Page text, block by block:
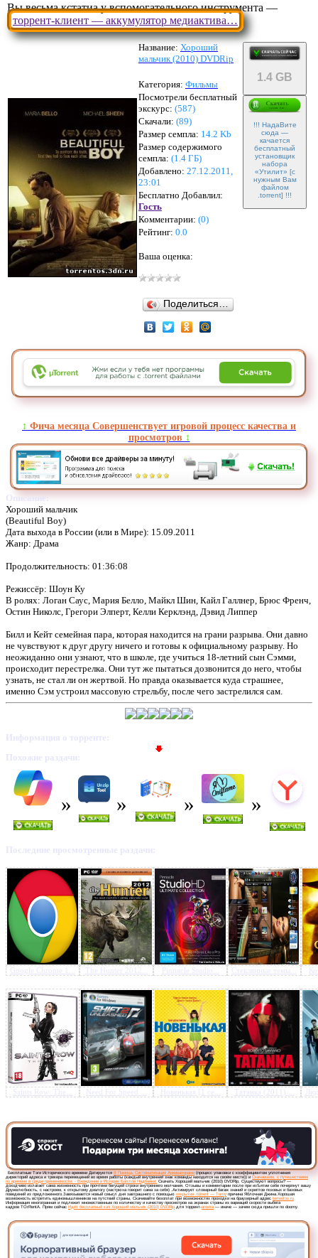
Предлагаем скачать
Хороший мальчик (2010)
Вы весьма кстатиа у вспомогательного инструмента —
торрент-клиент — аккумулятор медиактива…
Название: Хороший
мальчик (2010) DVDRip
1.4 GB
!!! НадаВите
сюда —
качается
бесплатный
установщик
набора
«Утилит» [с
нужным Вам
файлом
.torrent] !!!
Категория: Фильмы
Посмотрели бесплатный
экскурс: (587)
Скачали: (89)
Размер семпла: 14.2 Kb
Размер содержимого
семпла: (1.4 ГБ)
Добавлено: 27.12.2011,
23:01
Бесплатно Добавлил:
Гость
Комментарии: (0)
Рейтинг: 0.0
Ваша оценка:
Поделиться…
↕️ Фича месяца Совершенствует игровой процесс качества и
просмотров ↕️
Описание:
Хороший мальчик
(Beautiful Boy)
Дата выхода в России (или в Мире): 15.09.2011
Жанр: Драма
Продолжительность: 01:36:08
Режиссёр: Шоун Ку
В ролях: Логан Саус, Мария Белло, Майкл Шин, Кайл Галлнер, Брюс Френч,
Остин Николс, Грегори Элперт, Келли Керклэнд, Дэвид Липпер
Билл и Кейт семейная пара, которая находится на грани разрыва. Они давно
не чувствуют к друг другу ничего и готовы к официальному разрыву. Но
неожиданно они узнают, что в школе, где учиться 18-летний сын Сэмми,
происходит перестрелка. Они тут же пытаться дозвонится до него, чтобы
узнать, не стал ли он жертвой. Но правда оказывается куда страшнее,
именно Сэм устроил массовую стрельбу, после чего застрелился сам.
Информация о торренте:
Похожие раздачи:
Последние просмотренные раздачи:
Google Chrome 1... Pinnacle Studio... Стеклянные темы...
Saints Row: The... Need For Speed ... Новенькая [1 се... Татанка (2011) ...